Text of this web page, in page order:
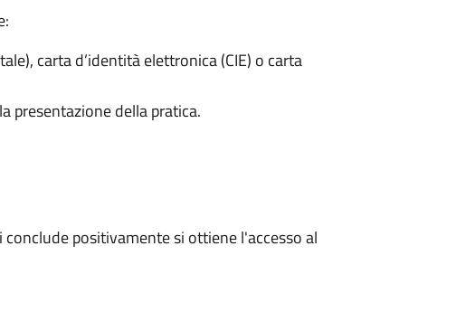
carta d’identità elettronica (CIE) o carta
presentazione della pratica.
positivamente si ottiene l'accesso al